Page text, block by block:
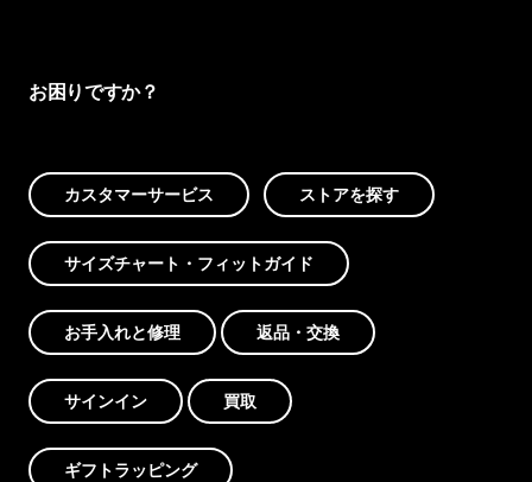
お困りですか？
カスタマーサービス ストアを探す
サイズチャート・フィットガイド
お手入れと修理 返品・交換
サインイン 買取
ギフトラッピング